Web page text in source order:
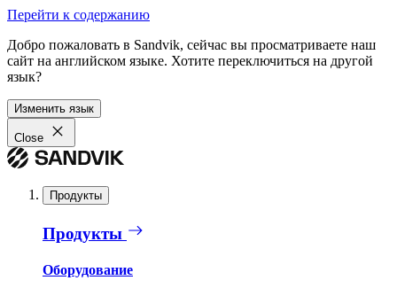
Перейти к содержанию
Добро пожаловать в Sandvik, сейчас вы просматриваете наш
сайт на английском языке. Хотите переключиться на другой
язык?
Изменить язык
Close
Продукты
Продукты
Оборудование